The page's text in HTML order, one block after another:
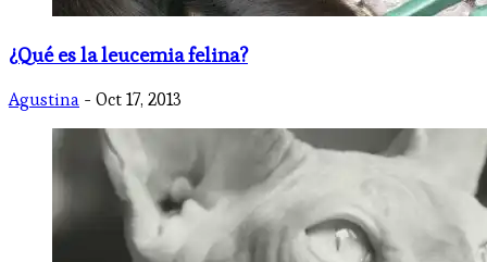
¿Qué es la leucemia felina?
Agustina - Oct 17, 2013